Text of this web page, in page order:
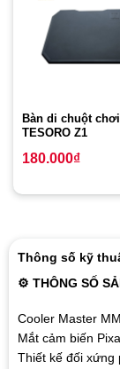
Bàn di chuột
TESORO Z1
180.000₫
Thông số kỹ
⚙ THÔNG SỐ
Cooler Master
Mắt cảm biến
Thiết kế đối xứng